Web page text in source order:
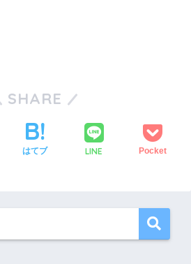
SHARE
はてブ LINE Pocket